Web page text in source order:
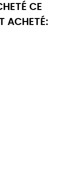
CE
ACHETÉ: